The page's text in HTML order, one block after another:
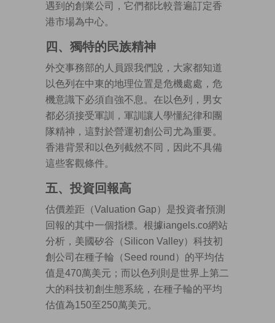
遇到的創業公司，它們都比較普遍訂定香
港市場為中心。
四、獨特的民族精神
外交事務部的人員跟我們說，大家都知道
以色列在中東的地理位置是危機處處，危
機意識下必須自強不息。在以色列，男女
都必須接受軍訓，軍訓讓人學懂紀律和團
隊精神，這對於營運初創公司尤為重要。
香港背景和以色列截然不同，因此不具備
這些客觀條件。
五、投資回報高
估價差距（Valuation Gap）是投資者預測
回報的其中一個指標。根據iangels.co網站
分析，美國矽谷（Silicon Valley）科技初
創公司在種子輪（Seed round）的平均估
值是470萬美元；而以色列則是世界上第二
大的科技初創生態系統，在種子輪的平均
估值為150至250萬美元。